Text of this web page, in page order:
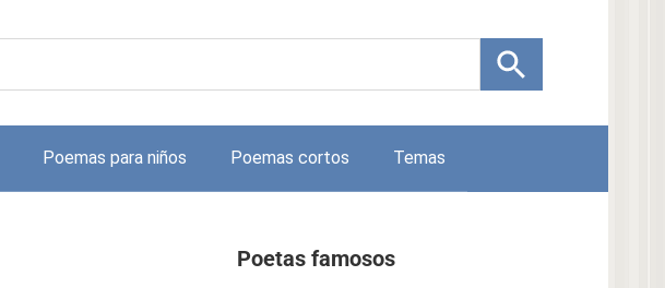
Poemas para niños Poemas cortos Temas
Poetas famosos